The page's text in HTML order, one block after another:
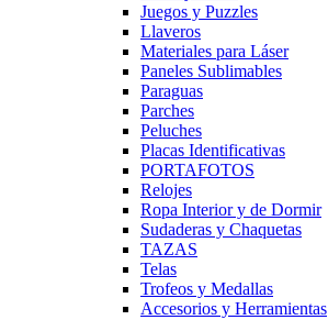
Juegos y Puzzles
Llaveros
Materiales para Láser
Paneles Sublimables
Paraguas
Parches
Peluches
Placas Identificativas
PORTAFOTOS
Relojes
Ropa Interior y de Dormir
Sudaderas y Chaquetas
TAZAS
Telas
Trofeos y Medallas
Accesorios y Herramientas